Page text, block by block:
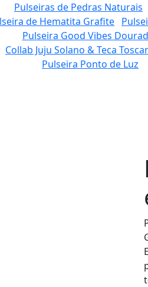
Pulseiras de Pedras Naturais
de Hematita Grafite
Pulseira Good Vibes
Collab Juju Solano & Teca
Pulseira Ponto de Luz